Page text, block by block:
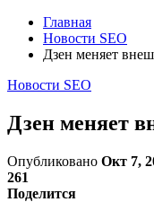
Главная
Новости SEO
Дзен меняет
Новости SEO
Дзен меняет
Опубликовано Окт 7,
261
Поделится